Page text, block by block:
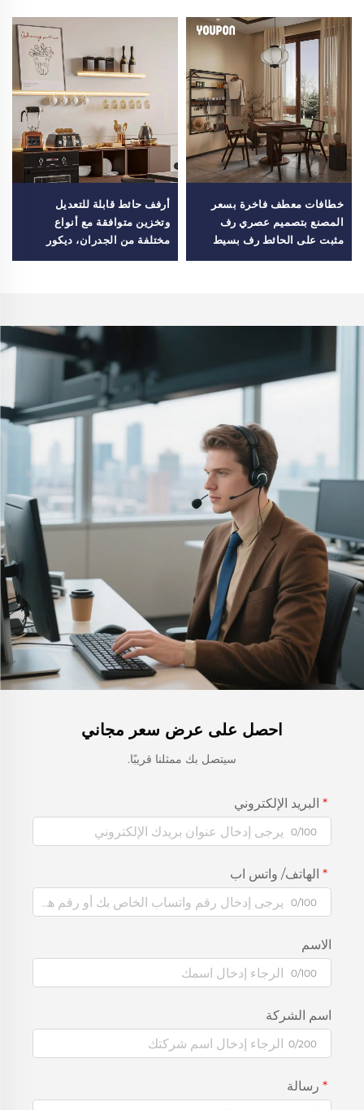
خطافات معطف فاخرة بسعر
المصنع بتصميم عصري رف
مثبت على الحائط رف بسيط
دعامة لرف الحائط
أرفف حائط قابلة للتعديل
وتخزين متوافقة مع أنواع
مختلفة من الجدران، ديكور
منزلي لغرفة الطعام
احصل على عرض سعر مجاني
سيتصل بك ممثلنا قريبًا.
البريد الإلكتروني
0/100
الهاتف/ واتس اب
0/100
الاسم
0/100
اسم الشركة
0/200
رسالة